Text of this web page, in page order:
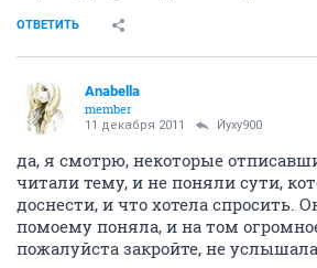
ОТВЕТИТЬ
Anabella
member
11 декабря 2011 Йуху900
да, я смотрю, некоторые
читали тему, и не поняли сути,
доснести, и что хотела спросить.
помоему поняла, и на том
пожалуйста закройте, не